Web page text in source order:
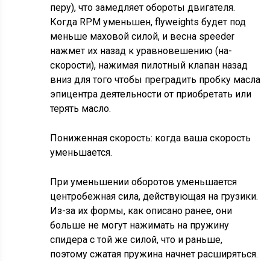
перу), что замедляет обороты двигателя.
Когда RPM уменьшен, flyweights будет под
меньше маховой силой, и весна speeder
нажмет их назад к уравновешению (на-
скорости), нажимая пилотный клапан назад
вниз для того чтобы преградить пробку масла
эпицентра деятельности от приобретать или
терять масло.
Пониженная скорость: когда ваша скорость
уменьшается.
При уменьшении оборотов уменьшается
центробежная сила, действующая на грузики.
Из-за их формы, как описано ранее, они
больше не могут нажимать на пружину
спидера с той же силой, что и раньше,
поэтому сжатая пружина начнет расширяться.